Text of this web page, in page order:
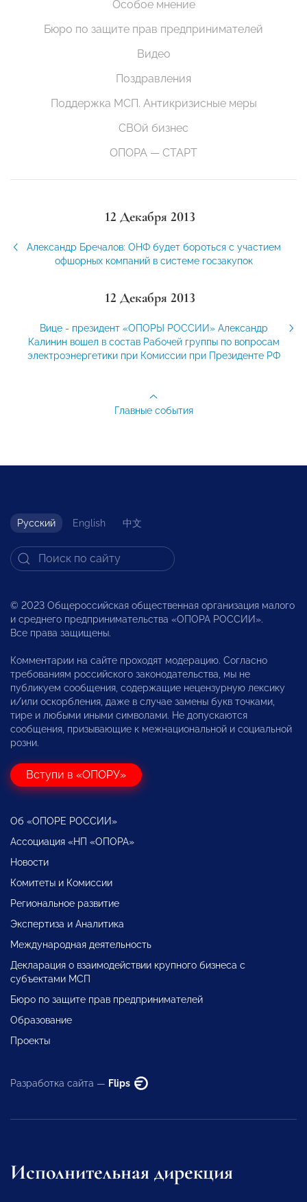
Особое мнение
Бюро по защите прав предпринимателей
Видео
Поздравления
Поддержка МСП. Антикризисные меры
СВОй бизнес
ОПОРА — СТАРТ
12 Декабря 2013
Александр Бречалов: ОНФ будет бороться с участием
офшорных компаний в системе госзакупок
12 Декабря 2013
Вице - президент «ОПОРЫ РОССИИ» Александр
Калинин вошел в состав Рабочей группы по вопросам
электроэнергетики при Комиссии при Президенте РФ
Главные события
Русский English 中文
© 2023 Общероссийская общественная организация малого
и среднего предпринимательства «ОПОРА РОССИИ».
Все права защищены.
Комментарии на сайте проходят модерацию. Согласно
требованиям российского законодательства, мы не
публикуем сообщения, содержащие нецензурную лексику
и/или оскорбления, даже в случае замены букв точками,
тире и любыми иными символами. Не допускаются
сообщения, призывающие к межнациональной и социальной
розни.
Вступи в «ОПОРУ»
Об «ОПОРЕ РОССИИ»
Ассоциация «НП «ОПОРА»
Новости
Комитеты и Комиссии
Региональное развитие
Экспертиза и Аналитика
Международная деятельность
Декларация о взаимодействии крупного бизнеса с
субъектами МСП
Бюро по защите прав предпринимателей
Образование
Проекты
Разработка сайта — Flips
Исполнительная дирекция